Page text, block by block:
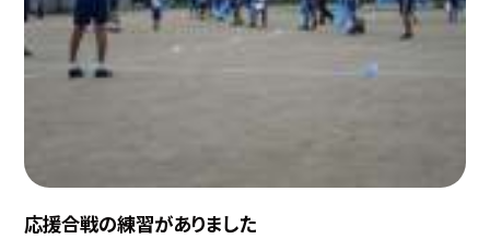
応援合戦の練習がありました